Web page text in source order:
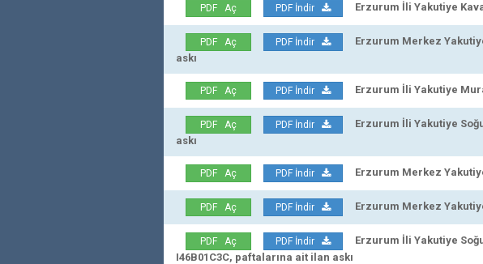
PDF Aç PDF İndir Erzurum İli Yakutiye
PDF Aç PDF İndir
Erzurum Merkez
askı
PDF Aç PDF İndir Erzurum İli Yakutiye
PDF Aç PDF İndir
Erzurum İli Yakutiye
askı
PDF Aç PDF İndir Erzurum Merkez
PDF Aç PDF İndir Erzurum Merkez
PDF Aç PDF İndir
Erzurum İli Yakutiye
I46B01C3C, paftalarına ait ilan askı